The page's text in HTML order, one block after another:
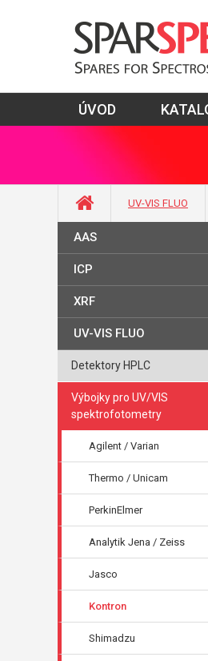
ÚVOD
UV-VIS FLUO
AAS
ICP
XRF
UV-VIS FLUO
Detektory HPLC
Výbojky pro UV/VIS
spektrofotometry
Agilent / Varian
Thermo / Unicam
PerkinElmer
Analytik Jena / Zeiss
Jasco
Kontron
Shimadzu